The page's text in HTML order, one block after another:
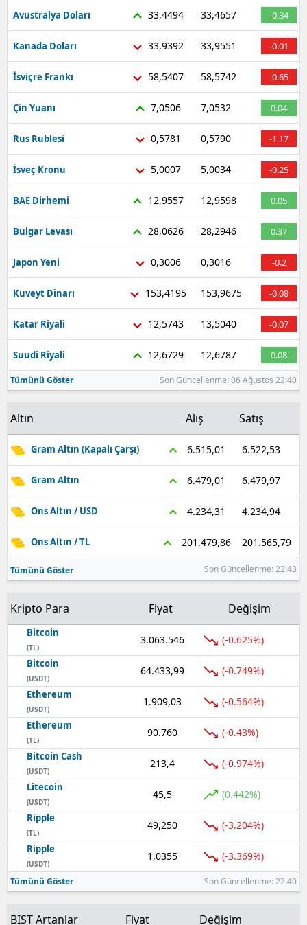
Avustralya Doları 33,4494 33,4657 -0.34
Kanada Doları 33,9392 33,9551 -0.01
İsviçre Frankı 58,5407 58,5742 -0.65
Çin Yuanı 7,0506 7,0532 0.04
Rus Rublesi 0,5781 0,5790 -1.17
İsveç Kronu 5,0007 5,0034 -0.25
BAE Dirhemi 12,9557 12,9598 0.05
Bulgar Levası 28,0626 28,2946 0.37
Japon Yeni 0,3006 0,3016 -0.2
Kuveyt Dinarı 153,4195 153,9675 -0.08
Katar Riyali 12,5743 13,5040 -0.07
Suudi Riyali 12,6729 12,6787 0.08
Tümünü Göster Son Güncellenme: 06 Ağustos 22:40
Altın Alış Satış
Gram Altın (Kapalı Çarşı) 6.515,01 6.522,53
Gram Altın 6.479,01 6.479,97
Ons Altın / USD 4.234,31 4.234,94
Ons Altın / TL 201.479,86 201.565,79
Tümünü Göster Son Güncellenme: 22:43
Kripto Para Fiyat Değişim
Bitcoin
(TL)
3.063.546 (-0.625%)
Bitcoin
(USDT)
64.433,99 (-0.749%)
Ethereum
(USDT)
1.909,03 (-0.564%)
Ethereum
(TL)
90.760 (-0.43%)
Bitcoin Cash
(USDT)
213,4 (-0.974%)
Litecoin
(USDT)
45,5 (0.442%)
Ripple
(TL)
49,250 (-3.204%)
Ripple
(USDT)
1,0355 (-3.369%)
Tümünü Göster Son Güncellenme: 22:40
BIST Artanlar Fiyat Değişim